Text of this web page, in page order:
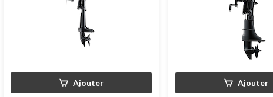
Ajouter Ajouter